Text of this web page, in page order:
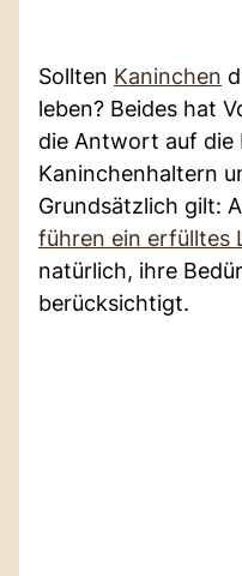
Sollten Kaninchen
leben? Beides hat
die Antwort auf die
Kaninchenhaltern
Grundsätzlich gilt:
führen ein erfülltes
natürlich, ihre
berücksichtigt.